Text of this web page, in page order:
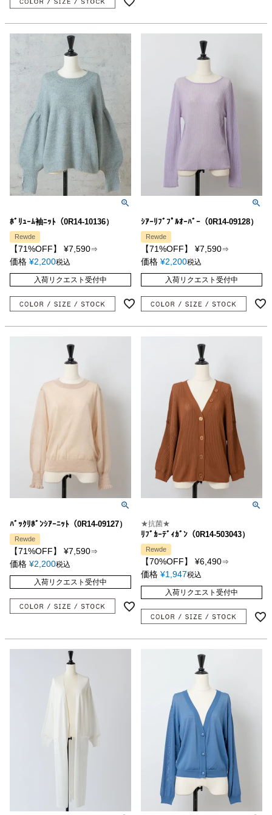
ﾎﾞﾘｭｰﾑ袖ﾆｯﾄ（0R14-10136）
Rewde
【71%OFF】 ¥7,590⇒
価格 ¥2,200税込
入荷リクエスト受付中
ｼｱｰﾘﾌﾞﾌﾟﾙｵｰﾊﾞｰ（0R14-09128）
Rewde
【71%OFF】 ¥7,590⇒
価格 ¥2,200税込
入荷リクエスト受付中
ﾊﾞｯｸﾘﾎﾞﾝｼｱｰﾆｯﾄ（0R14-09127）
Rewde
【71%OFF】 ¥7,590⇒
価格 ¥2,200税込
入荷リクエスト受付中
★抗菌★
ﾘﾌﾞｶｰﾃﾞｨｶﾞﾝ（0R14-503043）
Rewde
【70%OFF】 ¥6,490⇒
価格 ¥1,947税込
入荷リクエスト受付中